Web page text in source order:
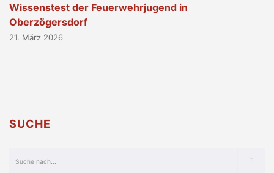
Wissenstest der Feuerwehrjugend in
Oberzögersdorf
21. März 2026
SUCHE